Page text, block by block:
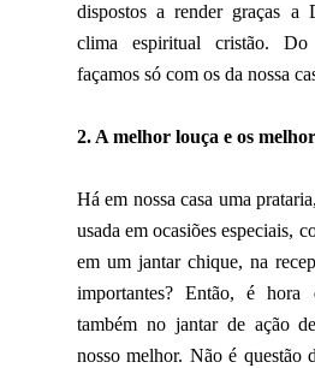
dispostos a render graças a
clima espiritual cristão.
façamos só com os da nossa
2. A melhor louça e os
Há em nossa casa uma
usada em ocasiões especiais,
em um jantar chique, na
importantes? Então, é
também no jantar de ação
nosso melhor. Não é questão